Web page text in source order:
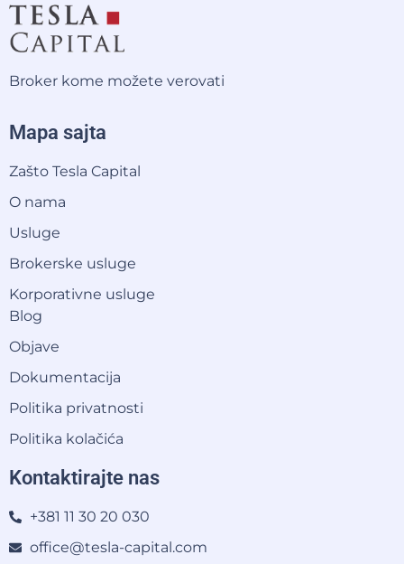
Broker kome možete verovati
Mapa sajta
Zašto Tesla Capital
O nama
Usluge
Brokerske usluge
Korporativne usluge
Blog
Objave
Dokumentacija
Politika privatnosti
Politika kolačića
Kontaktirajte nas
+381 11 30 20 030
office@tesla-capital.com